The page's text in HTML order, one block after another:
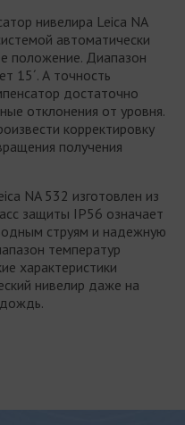
нивелира Leica NA
автоматически
положение. Диапазон
15´. А точность
достаточно
отклонения от уровня.
корректировку
получения
NA 532 изготовлен из
защиты IP56 означает
струям и надежную
температур
характеристики
нивелир даже на